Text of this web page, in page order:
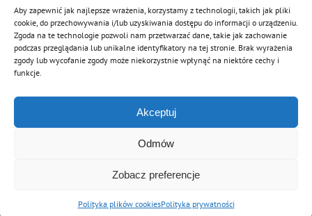
Aby zapewnić jak najlepsze wrażenia, korzystamy z technologii, takich jak pliki
cookie, do przechowywania i/lub uzyskiwania dostępu do informacji o urządzeniu.
Zgoda na te technologie pozwoli nam przetwarzać dane, takie jak zachowanie
podczas przeglądania lub unikalne identyfikatory na tej stronie. Brak wyrażenia
zgody lub wycofanie zgody może niekorzystnie wpłynąć na niektóre cechy i
funkcje.
Akceptuj
Odmów
Zobacz preferencje
Polityka plików cookiesPolityka prywatności
PNWM
Floriany
Historia
Poradnik
Sklep
umiejętności w zakresie ochrony ludności, ekologii,
ratownictwa i ochrony przeciwpożarowej. W
szczególności służy popularyzowaniu
© Copyright 2012 - 2026 | Związek OSP RP